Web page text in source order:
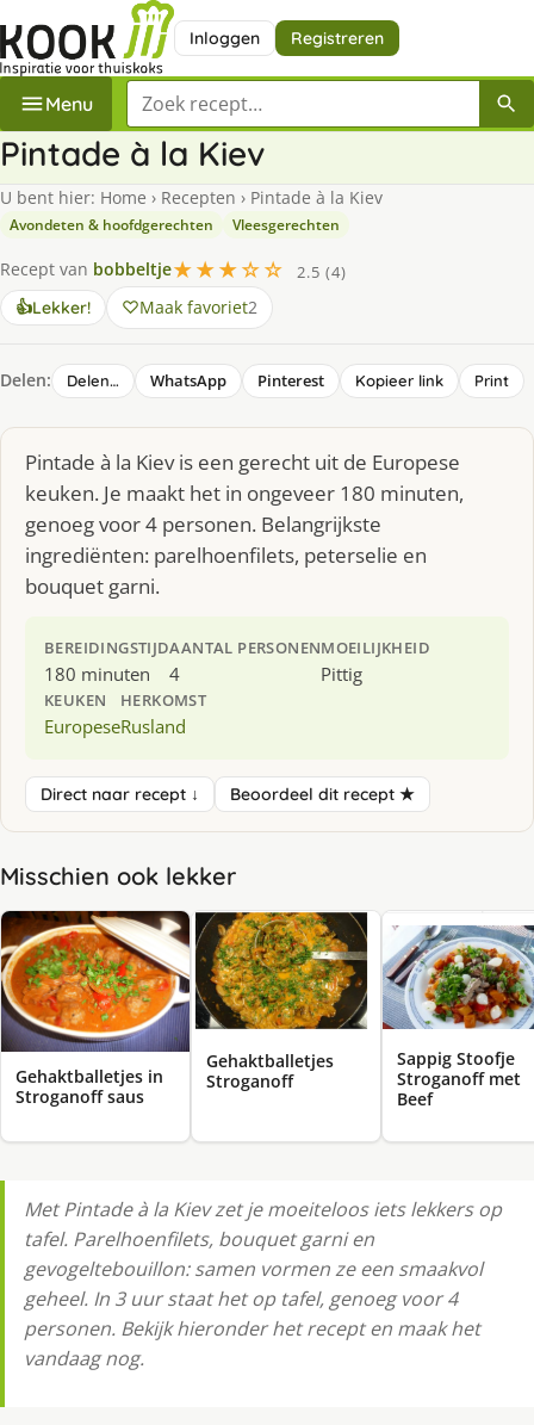
Inloggen Registreren
Menu Zoek een recept
Pintade à la Kiev
U bent hier: Home › Recepten › Pintade à la Kiev
Avondeten & hoofdgerechten Vleesgerechten
Recept van bobbeltje★★★☆☆
2.5 (4)
👍Lekker! Maak favoriet2
Delen: Delen… WhatsApp Pinterest Kopieer link Print
Pintade à la Kiev is een gerecht uit de Europese
keuken. Je maakt het in ongeveer 180 minuten,
genoeg voor 4 personen. Belangrijkste
ingrediënten: parelhoenfilets, peterselie en
bouquet garni.
BEREIDINGSTIJD
180 minuten
AANTAL PERSONEN
4
MOEILIJKHEID
Pittig
KEUKEN
Europese
HERKOMST
Rusland
Direct naar recept ↓ Beoordeel dit recept ★
Misschien ook lekker
Gehaktballetjes in
Stroganoff saus
Gehaktballetjes
Stroganoff
Sappig Stoofje
Stroganoff met
Beef
Met Pintade à la Kiev zet je moeiteloos iets lekkers op
tafel. Parelhoenfilets, bouquet garni en
gevogeltebouillon: samen vormen ze een smaakvol
geheel. In 3 uur staat het op tafel, genoeg voor 4
personen. Bekijk hieronder het recept en maak het
vandaag nog.